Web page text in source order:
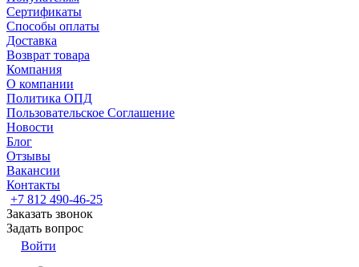
Сертификаты
Способы оплаты
Доставка
Возврат товара
Компания
О компании
Политика ОПД
Пользовательское Соглашение
Новости
Блог
Отзывы
Вакансии
Контакты
+7 812 490-46-25
Заказать звонок
Задать вопрос
Войти